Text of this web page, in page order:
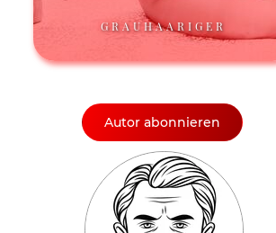
GRAUHAARIGER
Autor abonnieren